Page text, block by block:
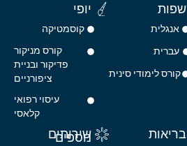
שפות
אנגלית
עברית
קורס לימודי סינית
יופי
קוסמטיקה
קורס מניקור
פדיקור ובניית
ציפורניים
עיסוי רפואי
קלאסי
בריאות שירותים
נוספים